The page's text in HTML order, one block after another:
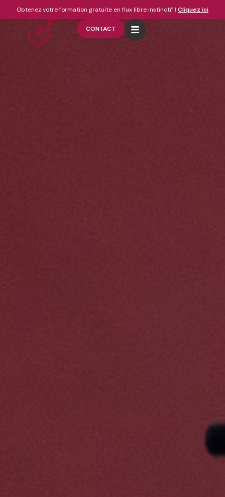
Obtenez votre formation gratuite en flux libre instinctif ! Cliquez ici
CONTACT